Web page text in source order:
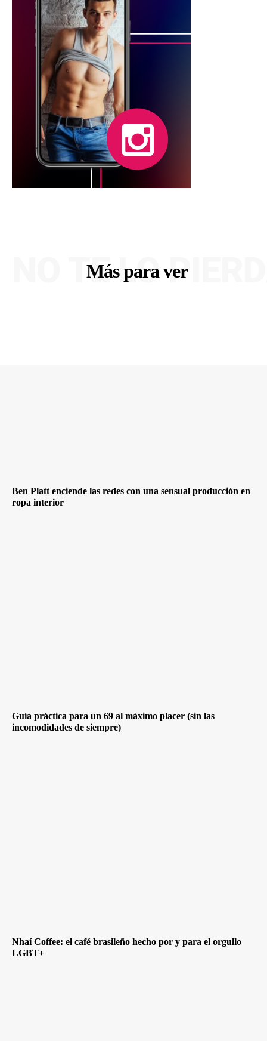
Más para ver
NO TE LO
Ben Platt enciende las redes con una sensual producción en
ropa interior
Guía práctica para un 69 al máximo placer (sin las
incomodidades de siempre)
Nhaí Coffee: el café brasileño hecho por y para el orgullo
LGBT+